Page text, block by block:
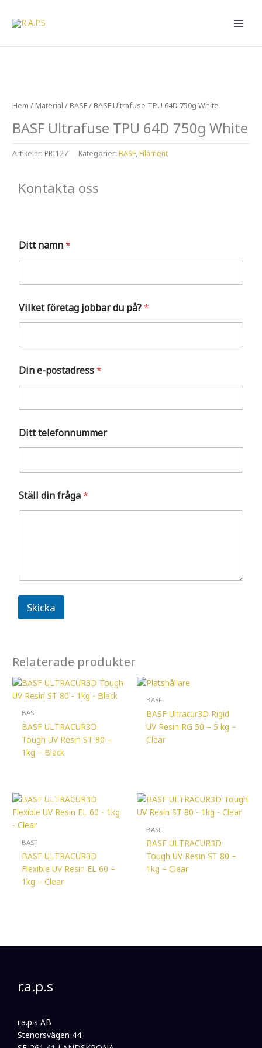
innehåll
Hem / Material / BASF/ BASF Ultrafuse TPU 64D 750g White
BASF Ultrafuse TPU 64D 750g White
Artikelnr: PRI127 Kategorier:BASF,Filament
Kontakta oss
Ditt namn*
i
l
e
D
i
n
i
Vilket företag jobbar du på?*
Din e-postadress*
Ditt telefonnummer
Ställ din fråga*
Skicka
Relaterade produkter
BASF
BASF ULTRACUR3D
Tough UV Resin ST 80 –
1kg – Black
BASF
BASF Ultracur3D Rigid
UV Resin RG 50 – 5 kg –
Clear
BASF
BASF ULTRACUR3D
Flexible UV Resin EL 60 –
1kg – Clear
BASF
BASF ULTRACUR3D
Tough UV Resin ST 80 –
1kg – Clear
r.a.p.s
r.a.p.s AB
Stenorsvägen 44